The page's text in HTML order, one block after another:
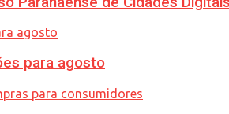
para agosto